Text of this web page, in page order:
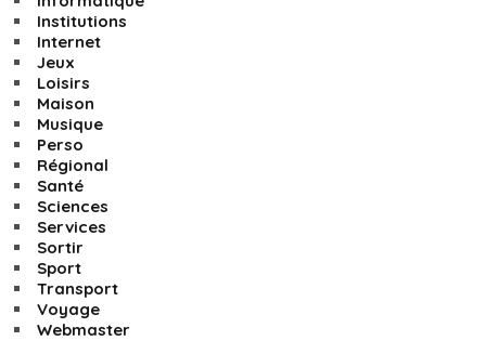
Institutions
Internet
Jeux
Loisirs
Maison
Musique
Perso
Régional
Santé
Sciences
Services
Sortir
Sport
Transport
Voyage
Webmaster